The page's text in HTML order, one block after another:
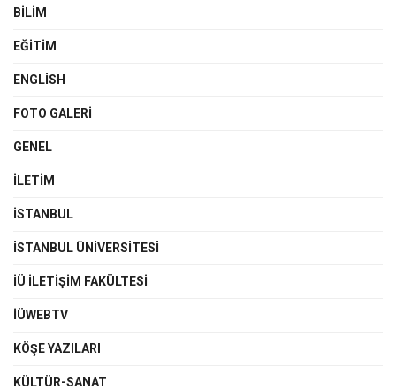
BILIM
EĞITIM
ENGLISH
FOTO GALERI
GENEL
İLETIM
İSTANBUL
İSTANBUL ÜNIVERSITESI
İÜ İLETIŞIM FAKÜLTESI
İÜWEBTV
KÖŞE YAZILARI
KÜLTÜR-SANAT